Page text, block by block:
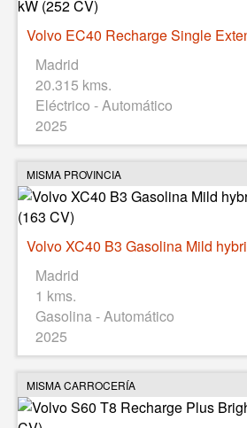
Madrid
20.315 kms.
Eléctrico - Automático
2025
MISMA PROVINCIA
Madrid
1 kms.
Gasolina - Automático
2025
MISMA CARROCERÍA